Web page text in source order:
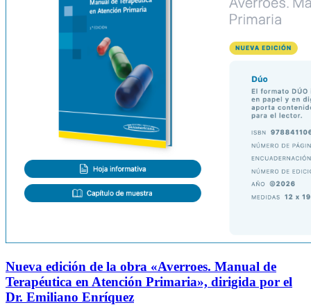
Nueva edición de la obra «Averroes. Manual de
Terapéutica en Atención Primaria», dirigida por el
Dr. Emiliano Enríquez